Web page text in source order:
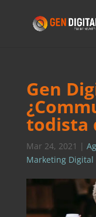
Gen
todista
Mar 24, 2021 |
Marketing Digital